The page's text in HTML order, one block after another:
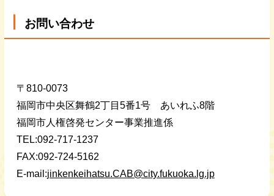
お問い合わせ
〒810-0073
福岡市中央区舞鶴2丁目5番1号 あいれふ8階
福岡市人権啓発センター事業推進係
TEL:092-717-1237
FAX:092-724-5162
E-mail:jinkenkeihatsu.CAB@city.fukuoka.lg.jp